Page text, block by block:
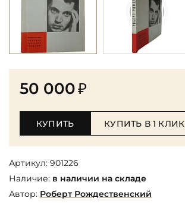
50 000₽
КУПИТЬ КУПИТЬ В 1 КЛИК
Артикул: 901226
Наличие: в наличии на складе
Автор: Роберт Рождественский